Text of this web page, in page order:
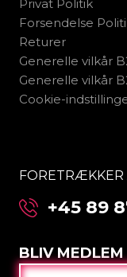
Privat Politik
Forsendelse
Returer
Generelle vilkår
Generelle vilkår
Cookie-
FORETRÆKKER
+45 89
BLIV
E-